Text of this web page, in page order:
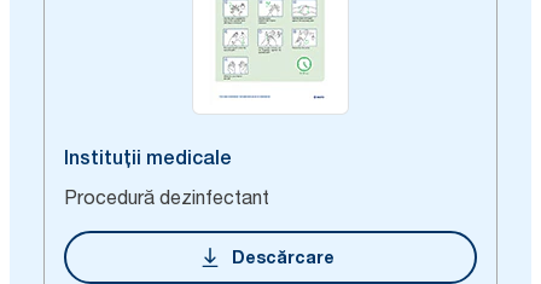
Instituții medicale
Procedură dezinfectant
Descărcare